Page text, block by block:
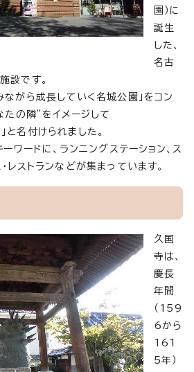
園）に
誕生
した、
名古
設です。
ながら成長していく名城公園」をコン
たの隣”をイメージして
と名付けられました。
ワードに、ランニングステーション、ス
レストランなどが集まっています。
久国
寺は、
慶長
年間
（159
6から
161
5年）